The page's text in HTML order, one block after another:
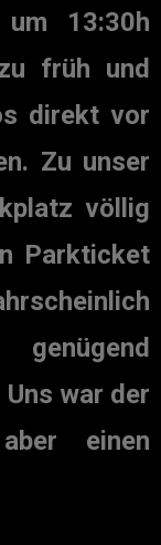
13:30h
früh und
direkt vor
Zu unser
völlig
Parkticket
war der
einen